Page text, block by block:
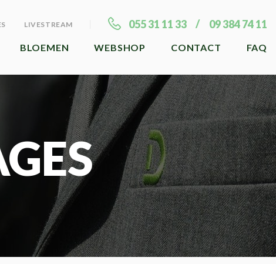
LIVESTREAM 055 31 11 33 09 384 74 11
BLOEMEN WEBSHOP CONTACT FAQ